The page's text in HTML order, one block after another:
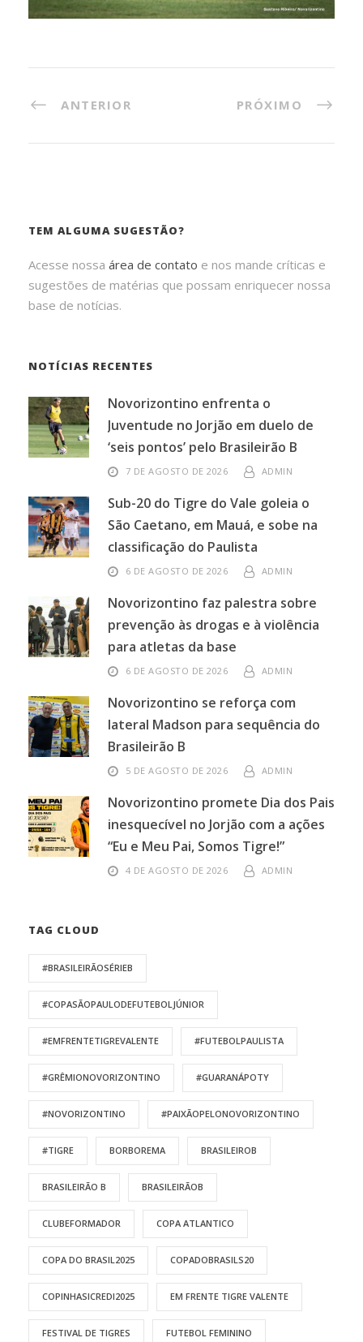
ANTERIOR PRÓXIMO
TEM ALGUMA SUGESTÃO?
Acesse nossa área de contato e nos mande críticas e
sugestões de matérias que possam enriquecer nossa
base de notícias.
NOTÍCIAS RECENTES
Novorizontino enfrenta o
Juventude no Jorjão em duelo de
‘seis pontos’ pelo Brasileirão B
7 DE AGOSTO DE 2026 ADMIN
Sub-20 do Tigre do Vale goleia o
São Caetano, em Mauá, e sobe na
classificação do Paulista
6 DE AGOSTO DE 2026 ADMIN
Novorizontino faz palestra sobre
prevenção às drogas e à violência
para atletas da base
6 DE AGOSTO DE 2026 ADMIN
Novorizontino se reforça com
lateral Madson para sequência do
Brasileirão B
5 DE AGOSTO DE 2026 ADMIN
Novorizontino promete Dia dos Pais
inesquecível no Jorjão com a ações
“Eu e Meu Pai, Somos Tigre!”
4 DE AGOSTO DE 2026 ADMIN
TAG CLOUD
#BRASILEIRÃOSÉRIEB
#COPASÃOPAULODEFUTEBOLJÚNIOR
#EMFRENTETIGREVALENTE #FUTEBOLPAULISTA
#GRÊMIONOVORIZONTINO #GUARANÁPOTY
#NOVORIZONTINO #PAIXÃOPELONOVORIZONTINO
#TIGRE BORBOREMA BRASILEIROB
BRASILEIRÃO B BRASILEIRÃOB
CLUBEFORMADOR COPA ATLANTICO
COPA DO BRASIL2025 COPADOBRASILS20
COPINHASICREDI2025 EM FRENTE TIGRE VALENTE
FESTIVAL DE TIGRES FUTEBOL FEMININO